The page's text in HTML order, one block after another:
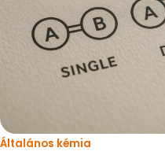
Általános kémia